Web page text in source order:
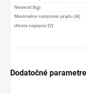
Dodatočné parametre